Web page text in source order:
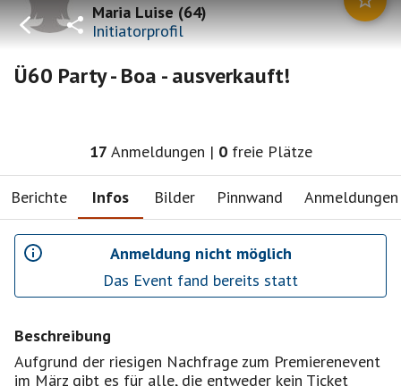
Maria Luise(64)
Initiatorprofil
Ü60 Party - Boa - ausverkauft!
17 Anmeldungen | 0 freie Plätze
Berichte Infos Bilder Pinnwand Anmeldungen
Anmeldung nicht möglich
Das Event fand bereits statt
Beschreibung
Aufgrund der riesigen Nachfrage zum Premierenevent
im März gibt es für alle, die entweder kein Ticket